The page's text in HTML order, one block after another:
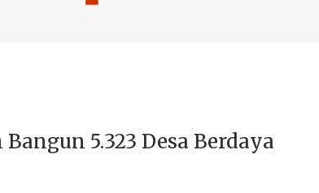
5.323 Desa Berdaya